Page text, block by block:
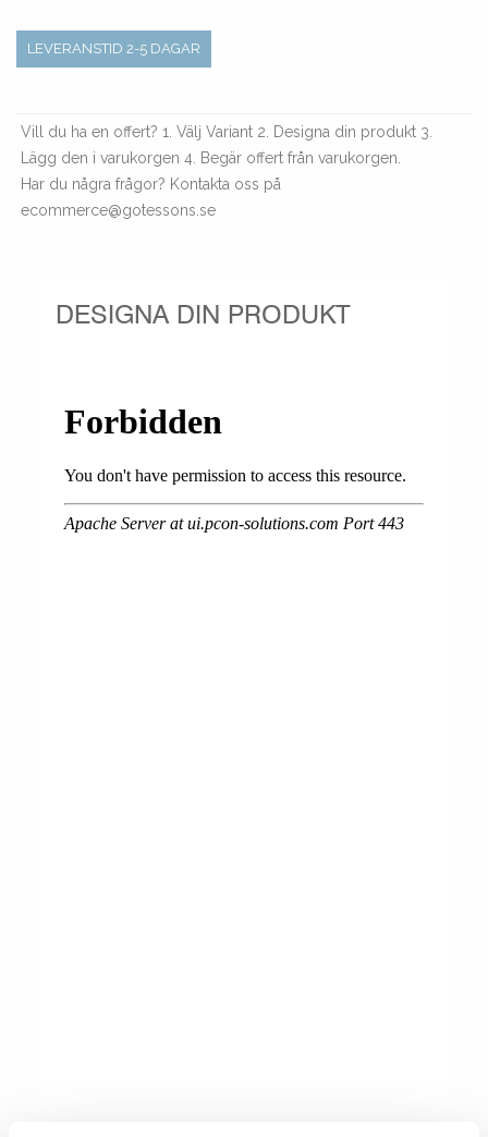
LEVERANSTID 2-5 DAGAR
Vill du ha en offert? 1. Välj Variant 2. Designa din produkt 3.
Lägg den i varukorgen 4. Begär offert från varukorgen.
Har du några frågor? Kontakta oss på
ecommerce@gotessons.se
DESIGNA DIN PRODUKT